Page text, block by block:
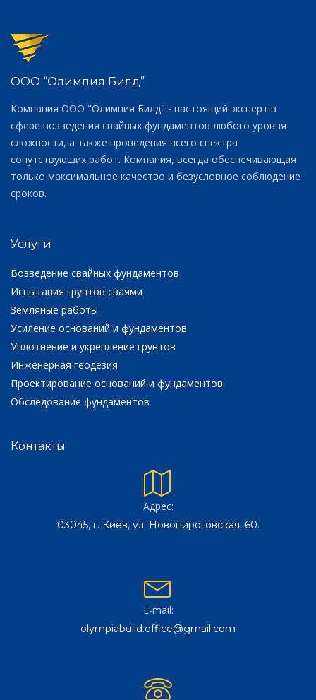
ООО “Олимпия Билд”
Компания ООО "Олимпия Билд" - настоящий эксперт в
сфере возведения свайных фундаментов любого уровня
сложности, а также проведения всего спектра
сопутствующих работ. Компания, всегда обеспечивающая
только максимальное качество и безусловное соблюдение
сроков.
Услуги
Возведение свайных фундаментов
Испытания грунтов сваями
Земляные работы
Усиление оснований и фундаментов
Уплотнение и укрепление грунтов
Инженерная геодезия
Проектирование оснований и фундаментов
Обследование фундаментов
Контакты
Адрес:
03045, г. Киев, ул. Новопироговская, 60.
E-mail:
olympiabuild.office@gmail.com